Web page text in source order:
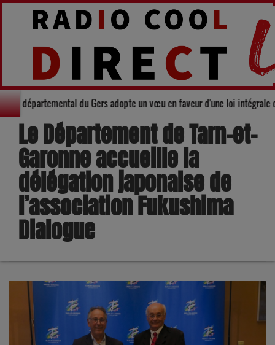
: Le Conseil départemental du Gers adopte un vœu en faveur d'une
Le Département de Tarn-et-
Garonne accueille la
délégation japonaise de
l’association Fukushima
Dialogue